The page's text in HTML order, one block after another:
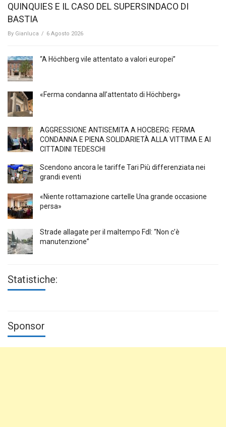
QUINQUIES E IL CASO DEL SUPERSINDACO DI
BASTIA
By Gianluca / 6 Agosto 2026
“A Höchberg vile attentato a valori europei”
«Ferma condanna all’attentato di Höchberg»
AGGRESSIONE ANTISEMITA A HÖCBERG: FERMA
CONDANNA E PIENA SOLIDARIETÀ ALLA VITTIMA E AI
CITTADINI TEDESCHI
Scendono ancora le tariffe Tari Più differenziata nei
grandi eventi
«Niente rottamazione cartelle Una grande occasione
persa»
Strade allagate per il maltempo FdI: “Non c’è
manutenzione”
Statistiche:
Sponsor